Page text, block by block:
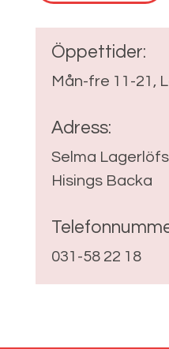
Öppettider:
Mån-fre 11-21,
Adress:
Selma
Hisings Backa
031-58 22 18